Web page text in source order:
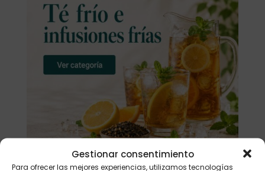
Gestionar consentimiento
Para ofrecer las mejores experiencias, utilizamos tecnologías